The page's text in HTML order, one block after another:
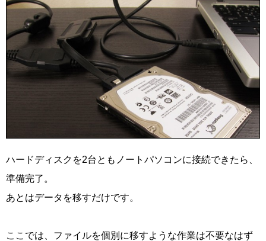
ハードディスクを2台ともノートパソコンに接続できたら、
準備完了。
あとはデータを移すだけです。
ここでは、ファイルを個別に移すような作業は不要なはず